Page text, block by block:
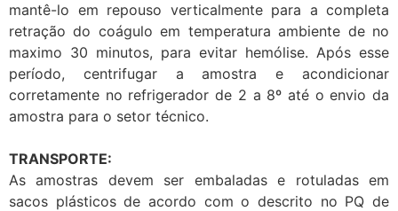
mantê-lo em repouso verticalmente para a completa
retração do coágulo em temperatura ambiente de no
maximo 30 minutos, para evitar hemólise. Após esse
período, centrifugar a amostra e acondicionar
corretamente no refrigerador de 2 a 8º até o envio da
amostra para o setor técnico.
TRANSPORTE:
As amostras devem ser embaladas e rotuladas em
sacos plásticos de acordo com o descrito no PQ de